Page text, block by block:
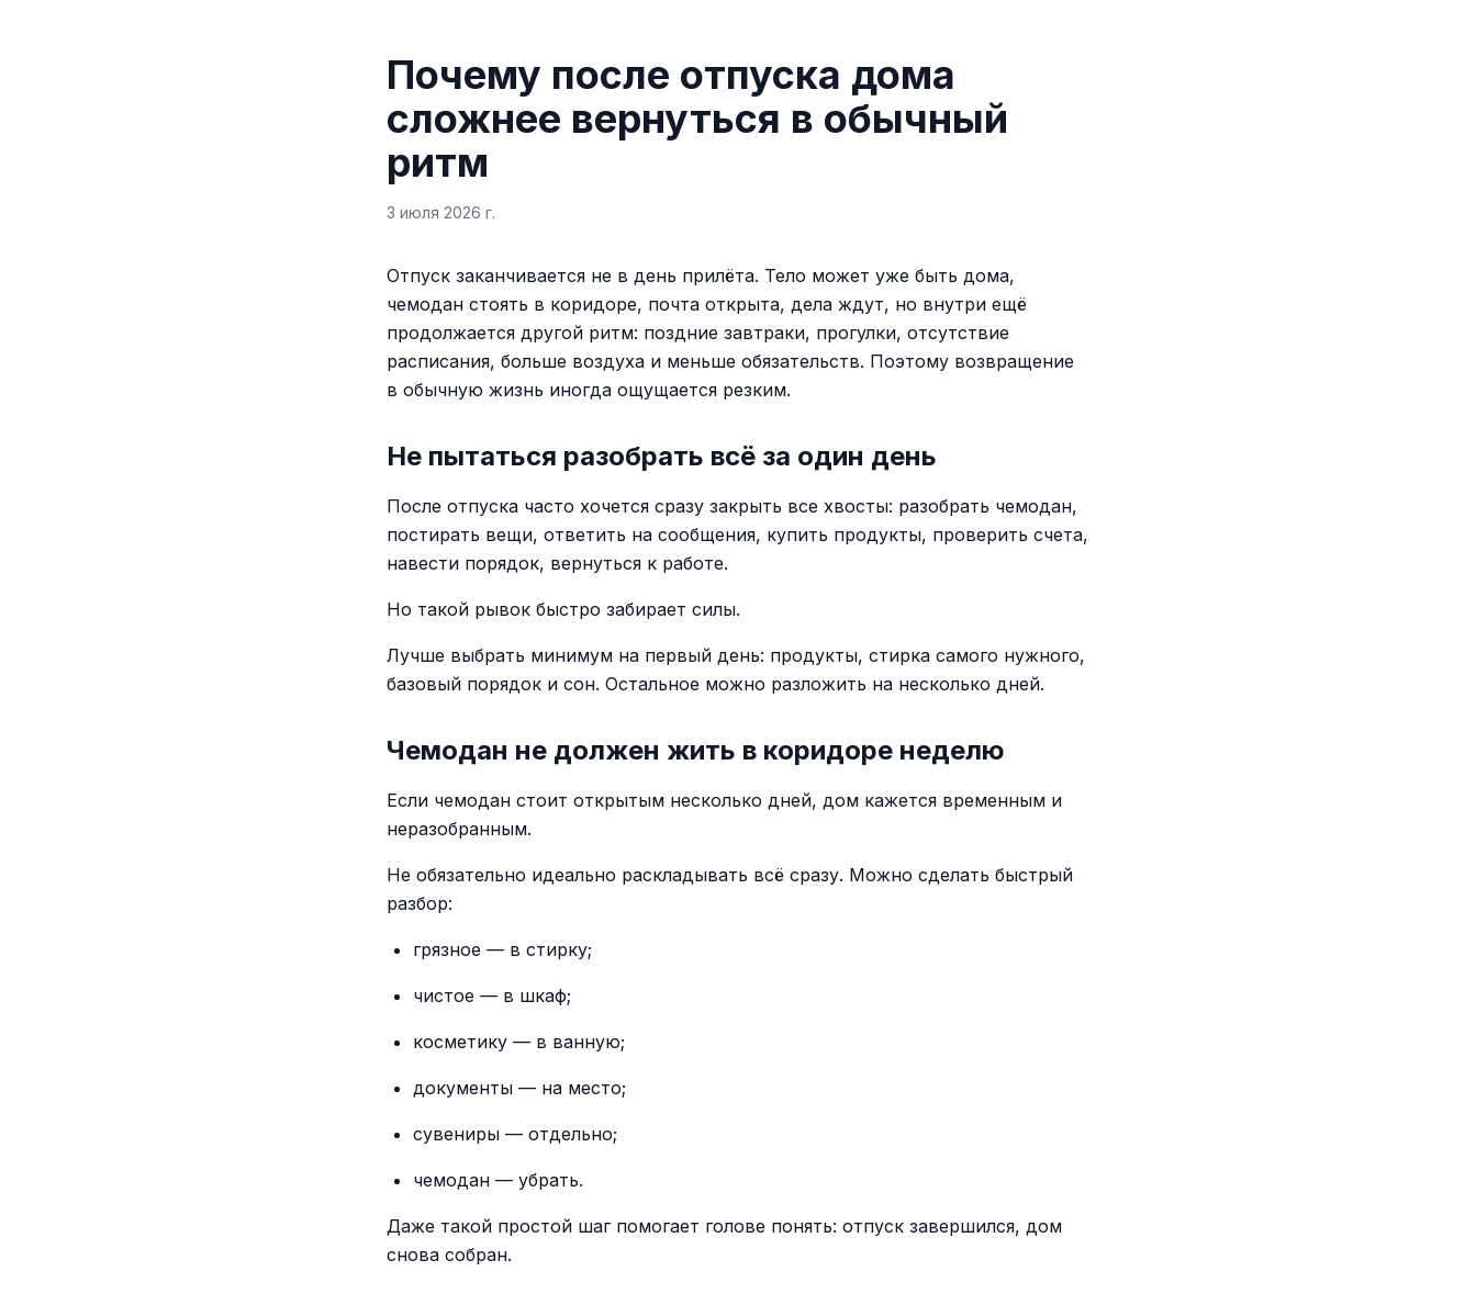
Почему после отпуска дома
сложнее вернуться в обычный
ритм
3 июля 2026 г.
Отпуск заканчивается не в день прилёта. Тело может уже быть дома,
чемодан стоять в коридоре, почта открыта, дела ждут, но внутри ещё
продолжается другой ритм: поздние завтраки, прогулки, отсутствие
расписания, больше воздуха и меньше обязательств. Поэтому возвращение
в обычную жизнь иногда ощущается резким.
Не пытаться разобрать всё за один день
После отпуска часто хочется сразу закрыть все хвосты: разобрать чемодан,
постирать вещи, ответить на сообщения, купить продукты, проверить счета,
навести порядок, вернуться к работе.
Но такой рывок быстро забирает силы.
Лучше выбрать минимум на первый день: продукты, стирка самого нужного,
базовый порядок и сон. Остальное можно разложить на несколько дней.
Чемодан не должен жить в коридоре неделю
Если чемодан стоит открытым несколько дней, дом кажется временным и
неразобранным.
Не обязательно идеально раскладывать всё сразу. Можно сделать быстрый
разбор:
грязное — в стирку;
чистое — в шкаф;
косметику — в ванную;
документы — на место;
сувениры — отдельно;
чемодан — убрать.
Даже такой простой шаг помогает голове понять: отпуск завершился, дом
снова собран.